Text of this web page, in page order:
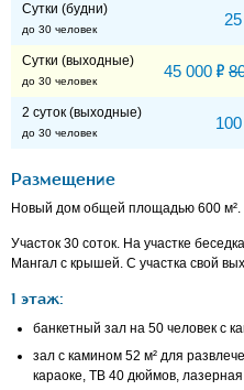
Сутки (будни)
до 30 человек
Сутки (выходные)
до 30 человек
45 000 Р
2 суток (выходные)
до 30 человек
Размещение
Новый дом общей площадью 600 м².
Участок 30 соток. На участке
Мангал с крышей. С участка свой
1 этаж:
банкетный зал на 50 человек с
зал с камином 52 м² для
караоке, ТВ 40 дюймов,